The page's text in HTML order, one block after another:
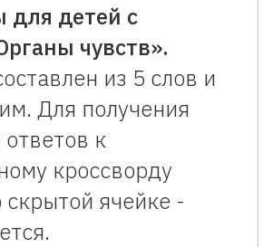
для детей с
чувств».
из 5 слов и
Для получения
к
кроссворду
скрытой ячейке -